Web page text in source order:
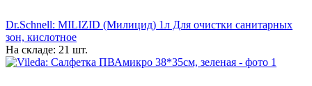
Dr.Schnell: MILIZID (Милицид) 1л Для очистки санитарных
зон, кислотное
На складе: 21 шт.